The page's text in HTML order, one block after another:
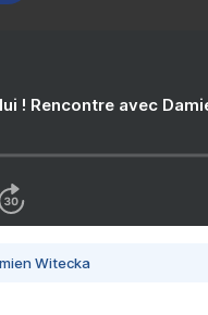
! Rencontre avec
Witecka